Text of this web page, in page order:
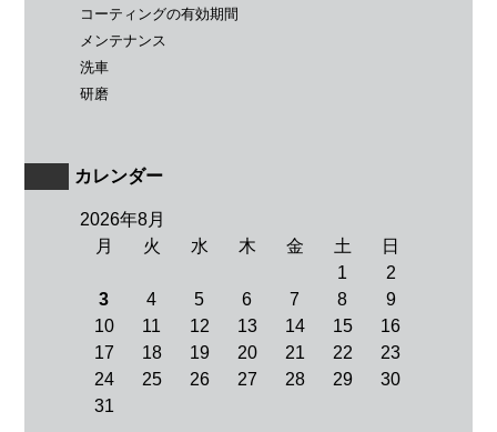
コーティングの有効期間
メンテナンス
洗車
研磨
カレンダー
2026年8月
月
火 水 木 金 土
日
1
2
3
4 5 6 7 8
9
10
11 12 13 14 15
16
17
18 19 20 21 22
23
24
25 26 27 28 29
30
31